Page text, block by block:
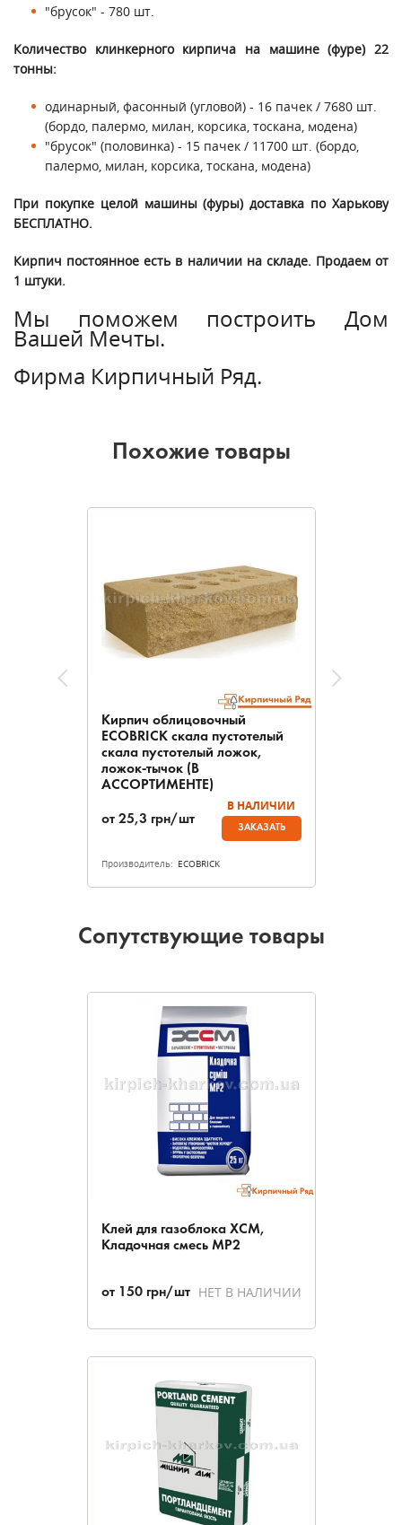
"брусок" - 780 шт.
Количество клинкерного кирпича на машине (фуре) 22
тонны:
одинарный, фасонный (угловой) - 16 пачек / 7680 шт.
(бордо, палермо, милан, корсика, тоскана, модена)
"брусок" (половинка) - 15 пачек / 11700 шт. (бордо,
палермо, милан, корсика, тоскана, модена)
При покупке целой машины (фуры) доставка по Харькову
БЕСПЛАТНО.
Кирпич постоянное есть в наличии на складе. Продаем от
1 штуки.
Мы поможем построить Дом
Вашей Мечты.
Фирма Кирпичный Ряд.
Похожие товары
Кирпич облицовочный
ECOBRICK скала пустотелый
скала пустотелый ложок,
ложок-тычок (В
АССОРТИМЕНТЕ)
от 25,3 грн/шт
В НАЛИЧИИ
ЗАКАЗАТЬ
Производитель: ECOBRICK
Сопутствующие товары
Клей для газоблока ХСМ,
Кладочная смесь МР2
от 150 грн/шт НЕТ В НАЛИЧИИ